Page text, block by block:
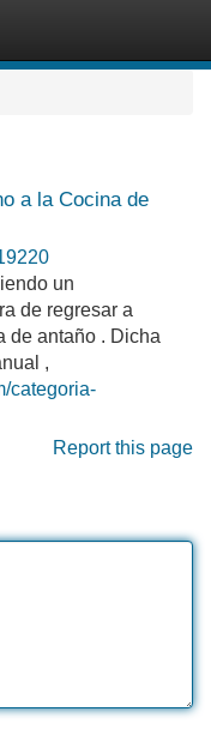
a la Cocina de
un
de regresar a
de antaño . Dicha
,
categoria-
Report this page